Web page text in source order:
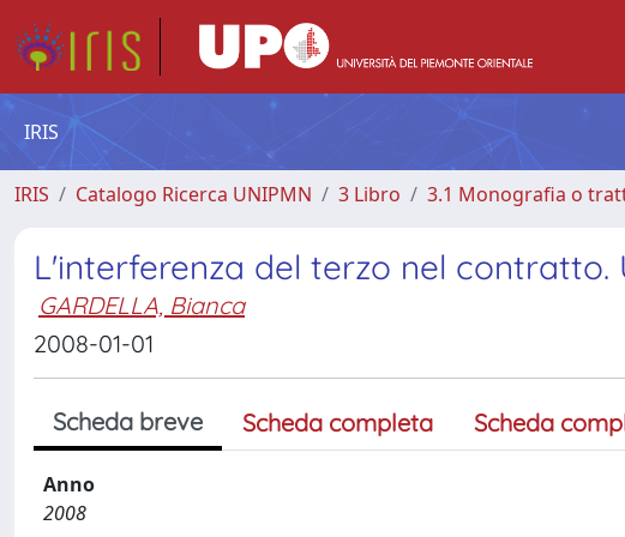
IRIS
IRIS Catalogo Ricerca UNIPMN 3 Libro 3.1 Monografia o
L'interferenza del terzo nel
GARDELLA, Bianca
2008-01-01
Scheda breve Scheda completa Scheda
Anno
2008